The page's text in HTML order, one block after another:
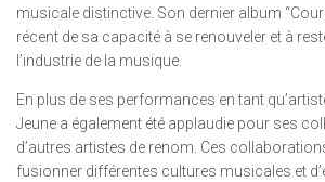
musicale distinctive. Son dernier album
récent de sa capacité à se renouveler et à
l’industrie de la musique.
En plus de ses performances en tant
Jeune a également été applaudie pour ses
d’autres artistes de renom. Ces
fusionner différentes cultures musicales et